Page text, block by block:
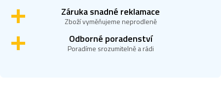
p
r
k
y
Záruka snadné reklamace
Zboží vyměňujeme neprodleně
Odborné poradenství
Poradíme srozumitelně a rádi